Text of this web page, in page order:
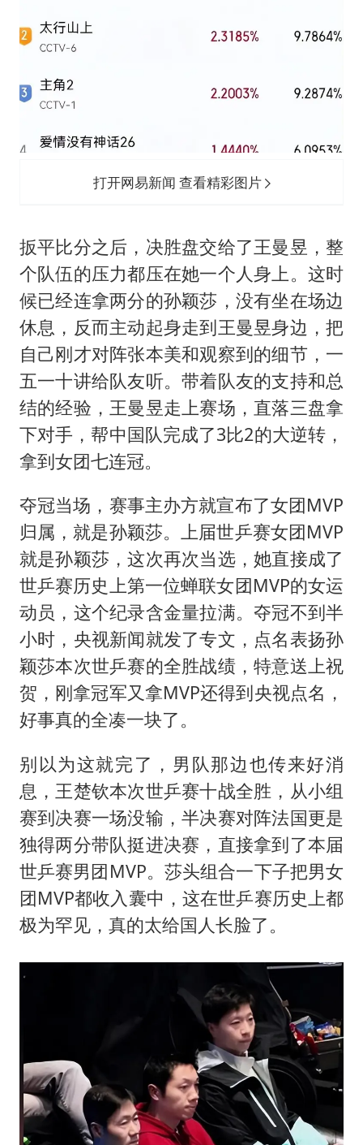
打开网易新闻 查看精彩图片
扳平比分之后，决胜盘交给了王曼昱，整
个队伍的压力都压在她一个人身上。这时
候已经连拿两分的孙颖莎，没有坐在场边
休息，反而主动起身走到王曼昱身边，把
自己刚才对阵张本美和观察到的细节，一
五一十讲给队友听。带着队友的支持和总
结的经验，王曼昱走上赛场，直落三盘拿
下对手，帮中国队完成了3比2的大逆转，
拿到女团七连冠。
夺冠当场，赛事主办方就宣布了女团MVP
归属，就是孙颖莎。上届世乒赛女团MVP
就是孙颖莎，这次再次当选，她直接成了
世乒赛历史上第一位蝉联女团MVP的女运
动员，这个纪录含金量拉满。夺冠不到半
小时，央视新闻就发了专文，点名表扬孙
颖莎本次世乒赛的全胜战绩，特意送上祝
贺，刚拿冠军又拿MVP还得到央视点名，
好事真的全凑一块了。
别以为这就完了，男队那边也传来好消
息，王楚钦本次世乒赛十战全胜，从小组
赛到决赛一场没输，半决赛对阵法国更是
独得两分带队挺进决赛，直接拿到了本届
世乒赛男团MVP。莎头组合一下子把男女
团MVP都收入囊中，这在世乒赛历史上都
极为罕见，真的太给国人长脸了。